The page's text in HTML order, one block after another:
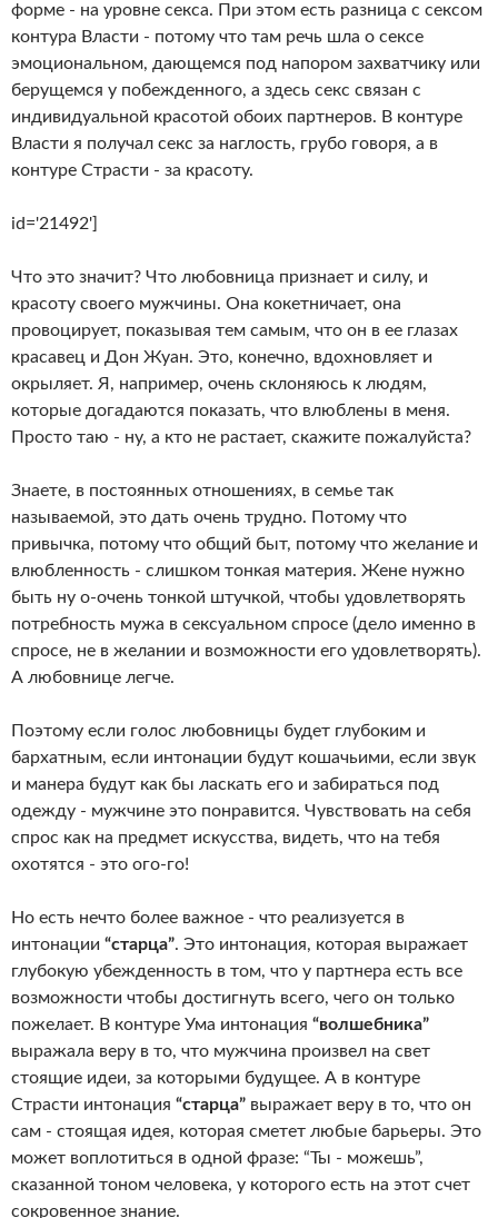
форме - на уровне секса. При этом есть разница с сексом
контура Власти - потому что там речь шла о сексе
эмоциональном, дающемся под напором захватчику или
берущемся у побежденного, а здесь секс связан с
индивидуальной красотой обоих партнеров. В контуре
Власти я получал секс за наглость, грубо говоря, а в
контуре Страсти - за красоту.
id='21492']
Что это значит? Что любовница признает и силу, и
красоту своего мужчины. Она кокетничает, она
провоцирует, показывая тем самым, что он в ее глазах
красавец и Дон Жуан. Это, конечно, вдохновляет и
окрыляет. Я, например, очень склоняюсь к людям,
которые догадаются показать, что влюблены в меня.
Просто таю - ну, а кто не растает, скажите пожалуйста?
Знаете, в постоянных отношениях, в семье так
называемой, это дать очень трудно. Потому что
привычка, потому что общий быт, потому что желание и
влюбленность - слишком тонкая материя. Жене нужно
быть ну о-очень тонкой штучкой, чтобы удовлетворять
потребность мужа в сексуальном спросе (дело именно в
спросе, не в желании и возможности его удовлетворять).
А любовнице легче.
Поэтому если голос любовницы будет глубоким и
бархатным, если интонации будут кошачьими, если звук
и манера будут как бы ласкать его и забираться под
одежду - мужчине это понравится. Чувствовать на себя
спрос как на предмет искусства, видеть, что на тебя
охотятся - это ого-го!
Но есть нечто более важное - что реализуется в
интонации “старца”. Это интонация, которая выражает
глубокую убежденность в том, что у партнера есть все
возможности чтобы достигнуть всего, чего он только
пожелает. В контуре Ума интонация “волшебника”
выражала веру в то, что мужчина произвел на свет
стоящие идеи, за которыми будущее. А в контуре
Страсти интонация “старца” выражает веру в то, что он
сам - стоящая идея, которая сметет любые барьеры. Это
может воплотиться в одной фразе: “Ты - можешь”,
сказанной тоном человека, у которого есть на этот счет
сокровенное знание.